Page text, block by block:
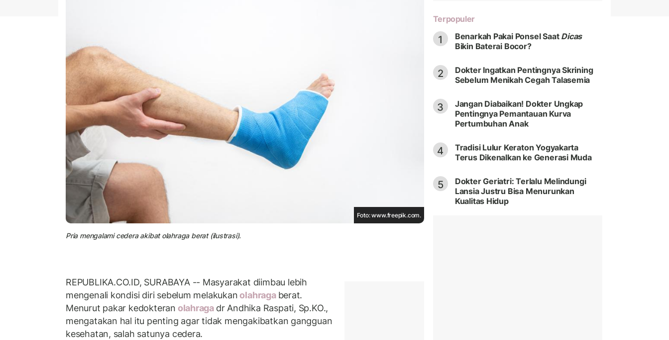
Foto: www.freepik.com.
Pria mengalami cedera akibat olahraga berat (ilustrasi).
REPUBLIKA.CO.ID, SURABAYA -- Masyarakat diimbau lebih
mengenali kondisi diri sebelum melakukanolahraga berat.
Menurut pakar kedokteran olahraga dr Andhika Raspati, Sp.KO.,
mengatakan hal itu penting agar tidak mengakibatkan gangguan
kesehatan, salah satunya cedera.
Terpopuler
1 Benarkah Pakai Ponsel Saat Dicas
Bikin Baterai Bocor?
2
Dokter Ingatkan Pentingnya Skrining
Sebelum Menikah Cegah Talasemia
3
Jangan Diabaikan! Dokter Ungkap
Pentingnya Pemantauan Kurva
Pertumbuhan Anak
4
Tradisi Lulur Keraton Yogyakarta
Terus Dikenalkan ke Generasi Muda
5
Dokter Geriatri: Terlalu Melindungi
Lansia Justru Bisa Menurunkan
Kualitas Hidup